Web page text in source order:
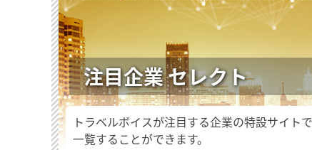
注目企業 セレクト
トラベルボイスが注目する企業の特設サイト
一覧することができます。